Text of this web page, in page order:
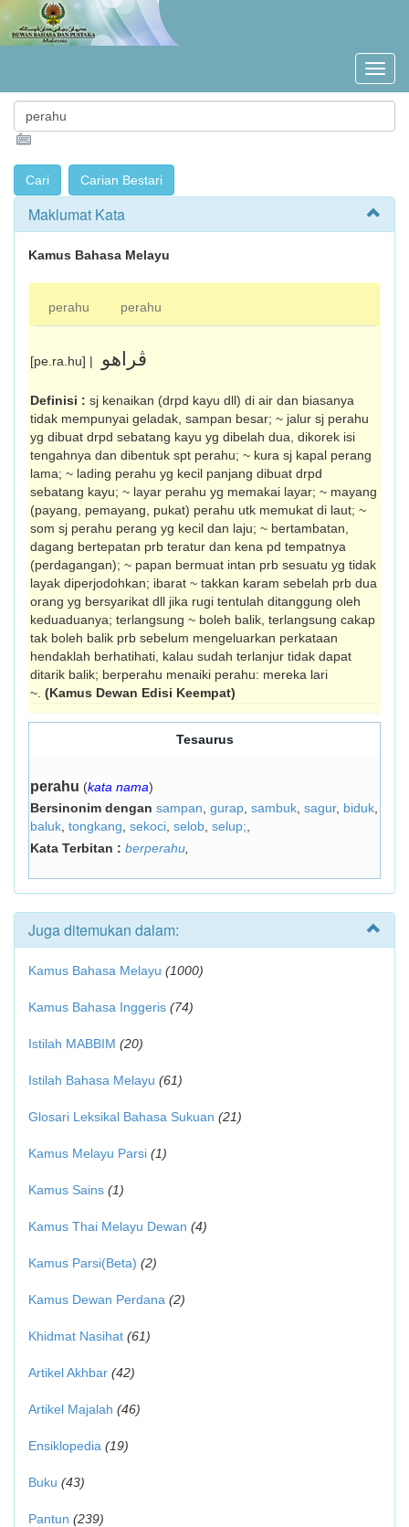
Maklumat Kata
Kamus Bahasa Melayu
perahu perahu
[pe.ra.hu] | ڤراهو
Definisi : sj kenaikan (drpd kayu dll) di air dan biasanya
tidak mempunyai geladak, sampan besar; ~ jalur sj perahu
yg dibuat drpd sebatang kayu yg dibelah dua, dikorek isi
tengahnya dan dibentuk spt perahu; ~ kura sj kapal perang
lama; ~ lading perahu yg kecil panjang dibuat drpd
sebatang kayu; ~ layar perahu yg mema­kai layar; ~ mayang
(payang, pemayang, pukat) perahu utk memukat di laut; ~
som sj perahu perang yg kecil dan laju; ~ bertambatan,
dagang bertepatan prb teratur dan kena pd tempatnya
(perdaga­ngan); ~ papan bermuat intan prb sesuatu yg tidak
layak diperjodohkan; ibarat ~ takkan karam sebelah prb dua
orang yg bersyarikat dll jika rugi tentulah ditanggung oleh
kedua­duanya; terlangsung ~ boleh balik, terlangsung cakap
tak boleh balik prb sebelum mengeluarkan perkataan
hendaklah berhati­hati, kalau sudah terlanjur tidak dapat
ditarik balik; berperahu menaiki perahu: mereka lari
~. (Kamus Dewan Edisi Keempat)
Tesaurus
perahu (kata nama)
Bersinonim dengan sampan gurap sambuk sagur, biduk
baluk tongkang sekoci selob selup;
Kata Terbitan : berperahu
Juga ditemukan dalam:
Kamus Bahasa Melayu (1000)
Kamus Bahasa Inggeris (74)
Istilah MABBIM (20)
Istilah Bahasa Melayu (61)
Glosari Leksikal Bahasa Sukuan (21)
Kamus Melayu Parsi (1)
Kamus Sains (1)
Kamus Thai Melayu Dewan (4)
Kamus Parsi(Beta) (2)
Kamus Dewan Perdana (2)
Khidmat Nasihat (61)
Artikel Akhbar (42)
Artikel Majalah (46)
Ensiklopedia (19)
Buku (43)
Pantun (239)